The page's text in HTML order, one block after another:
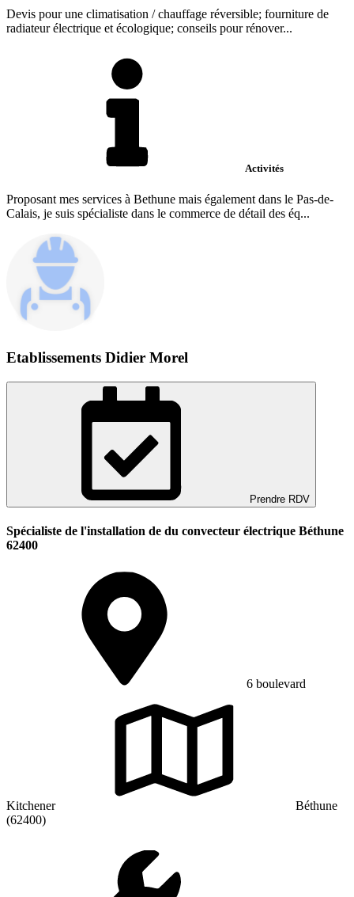
Devis pour une climatisation / chauffage réversible; fourniture de
radiateur électrique et écologique; conseils pour rénover...
Activités
Proposant mes services à Bethune mais également dans le Pas-de-
Calais, je suis spécialiste dans le commerce de détail des éq...
Etablissements Didier Morel
Prendre RDV
Spécialiste de l'installation de du convecteur électrique Béthune
62400
6 boulevard
Kitchener
Béthune
(62400)